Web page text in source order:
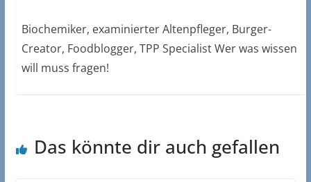
Biochemiker, examinierter Altenpfleger, Burger-
Creator, Foodblogger, TPP Specialist Wer was wissen
will muss fragen!
Das könnte dir auch gefallen